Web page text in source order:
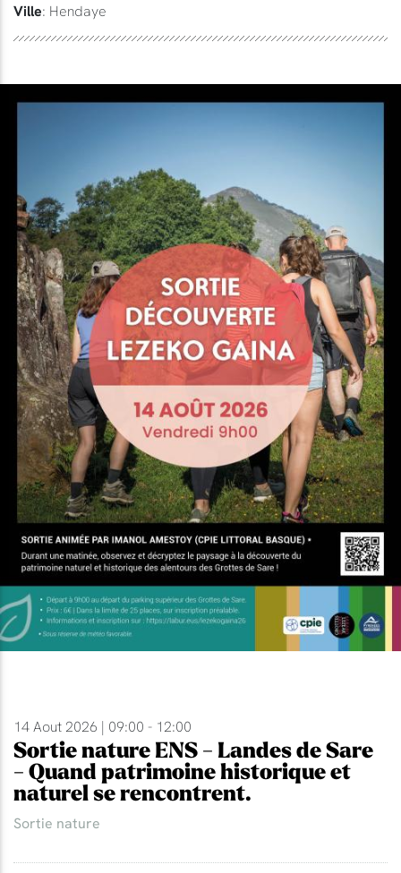
Ville: Hendaye
14 Aout 2026 | 09:00 - 12:00
Sortie nature ENS - Landes de Sare
- Quand patrimoine historique et
naturel se rencontrent.
Sortie nature